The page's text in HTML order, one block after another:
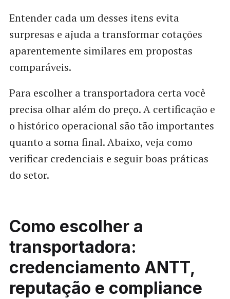
Entender cada um desses itens evita
surpresas e ajuda a transformar cotações
aparentemente similares em propostas
comparáveis.
Para escolher a transportadora certa você
precisa olhar além do preço. A certificação e
o histórico operacional são tão importantes
quanto a soma final. Abaixo, veja como
verificar credenciais e seguir boas práticas
do setor.
Como escolher a
transportadora:
credenciamento ANTT,
reputação e compliance